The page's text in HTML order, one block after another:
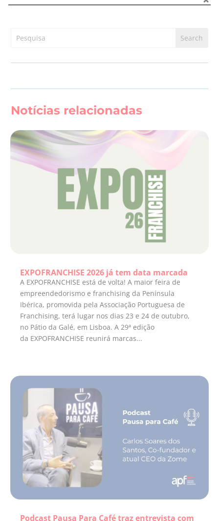
Notícias relacionadas
EXPOFRANCHISE 2026 já tem data marcada
A EXPOFRANCHISE está de volta! A maior feira de
empreendedorismo e franchising da Península
Ibérica, promovida pela Associação Portuguesa de
Franchising, terá lugar nos dias 23 e 24 de outubro,
no Pátio da Galé, em Lisboa. A 29ª edição
da EXPOFRANCHISE reunirá marcas...
Podcast Pausa Para Café traz entrevista com